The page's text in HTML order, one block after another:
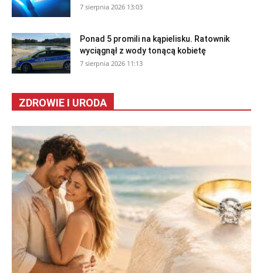
7 sierpnia 2026 13:03
Ponad 5 promili na kąpielisku. Ratownik
wyciągnął z wody tonącą kobietę
7 sierpnia 2026 11:13
ZDROWIE I URODA